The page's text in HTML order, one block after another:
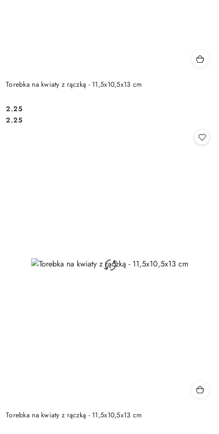
Torebka na kwiaty z rączką - 11,5x10,5x13 cm
Cena:
2.25
Cena:
2.25
Torebka na kwiaty z rączką - 11,5x10,5x13 cm